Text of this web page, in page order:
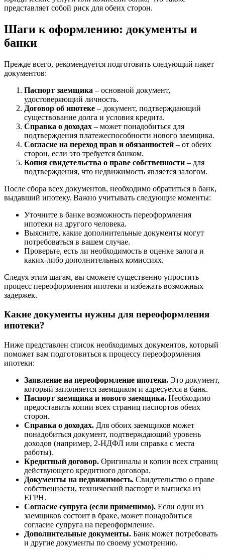
представляет собой риск для обеих сторон.
Шаги к оформлению: документы и
банки
Прежде всего, рекомендуется подготовить следующий пакет
документов:
Паспорт заемщика – основной документ,
удостоверяющий личность.
Договор об ипотеке – документ, подтверждающий
существование долга и условия кредита.
Справка о доходах – может понадобиться для
подтверждения платежеспособности нового заемщика.
Согласие на переход прав и обязанностей – от обеих
сторон, если это требуется банком.
Копия свидетельства о праве собственности – для
подтверждения, что недвижимость является залогом.
После сбора всех документов, необходимо обратиться в банк,
выдавший ипотеку. Важно учитывать следующие моменты:
Уточните в банке возможность переоформления
ипотеки на другого человека.
Выясните, какие дополнительные документы могут
потребоваться в вашем случае.
Проверьте, есть ли необходимость в оценке залога и
каких-либо дополнительных комиссиях.
Следуя этим шагам, вы сможете существенно упростить
процесс переоформления ипотеки и избежать возможных
задержек.
Какие документы нужны для переоформления
ипотеки?
Ниже представлен список необходимых документов, который
поможет вам подготовиться к процессу переоформления
ипотеки:
Заявление на переоформление ипотеки. Это документ,
который заполняется заемщиком и адресуется в банк.
Паспорт заемщика и нового заемщика. Необходимо
предоставить копии всех страниц паспортов обеих
сторон.
Справка о доходах. Для обоих заемщиков может
понадобиться документ, подтверждающий уровень
доходов (например, 2-НДФЛ или справка с места
работы).
Кредитный договор. Оригиналы и копии всех страниц
действующего кредитного договора.
Документы на недвижимость. Свидетельство о праве
собственности, технический паспорт и выписка из
ЕГРН.
Согласие супруга (если применимо). Если один из
заемщиков состоит в браке, может понадобиться
согласие супруга на переоформление.
Дополнительные документы. Банк может потребовать
и другие документы по своему усмотрению.